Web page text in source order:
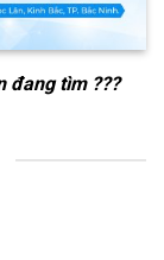
đang tìm ???